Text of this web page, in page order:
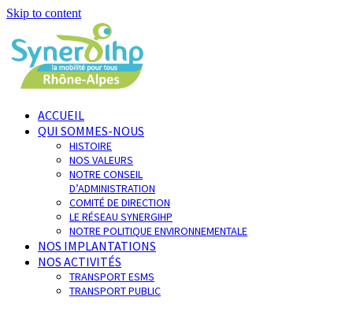
Skip to content
ACCUEIL
QUI SOMMES-NOUS
HISTOIRE
NOS VALEURS
NOTRE CONSEIL
D’ADMINISTRATION
COMITÉ DE DIRECTION
LE RÉSEAU SYNERGIHP
NOTRE POLITIQUE ENVIRONNEMENTALE
NOS IMPLANTATIONS
NOS ACTIVITÉS
TRANSPORT ESMS
TRANSPORT PUBLIC